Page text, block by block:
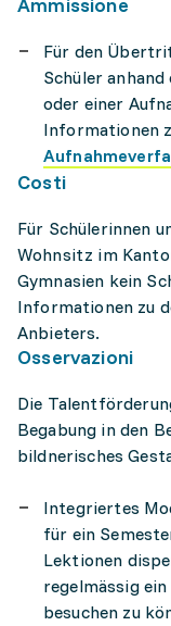
Für den
Schüler
oder einer
Informationen
Costi
Für Schülerinnen
Wohnsitz im
Gymnasien kein
Informationen zu
Anbieters.
Osservazioni
Die
Begabung in den
bildnerisches
Integriertes
für ein
Lektionen
regelmässig
besuchen zu